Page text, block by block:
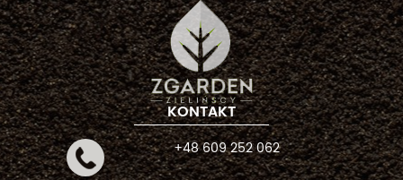
KONTAKT
+48 609 252 062